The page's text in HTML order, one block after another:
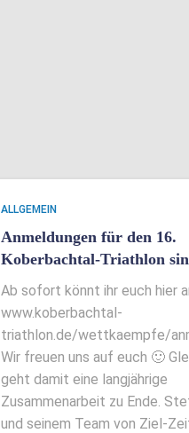
ALLGEMEIN
Anmeldungen für den 16.
Koberbachtal-Triathlon
Ab sofort könnt ihr euch hier
www.koberbachtal-
triathlon.de/wettkaempfe/
Wir freuen uns auf euch 🙂
geht damit eine langjährige
Zusammenarbeit zu Ende.
und seinem Team von Ziel-